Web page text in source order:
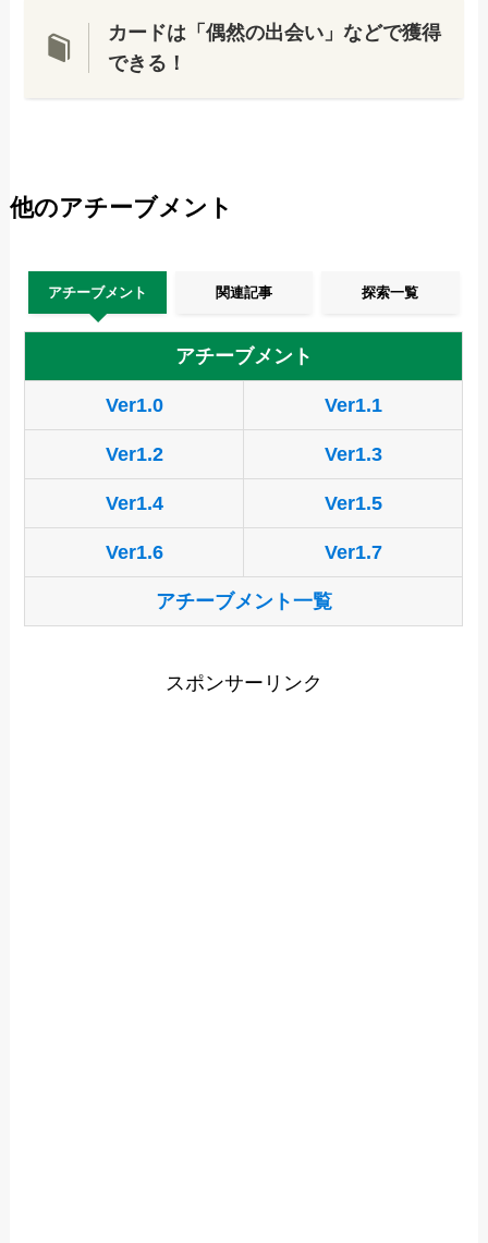
カードは「 偶然の出会い」などで獲得
できる！
他のアチーブメント
アチーブメント 関連記事 探索一覧
アチーブメント
Ver1.0 Ver1.1
Ver1.2 Ver1.3
Ver1.4 Ver1.5
Ver1.6 Ver1.7
アチーブメント一覧
スポンサーリンク